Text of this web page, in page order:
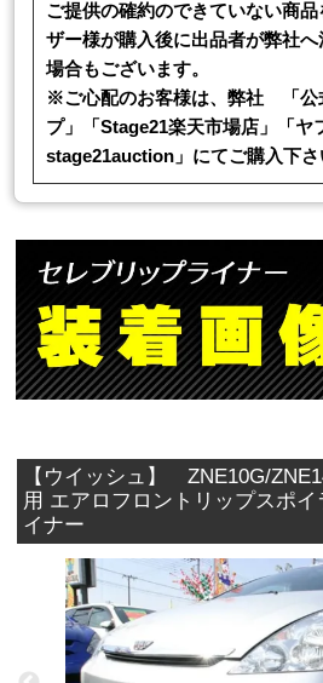
ご提供の確約のできていない商
ザー様が購入後に出品者が弊社
場合もございます。
※ご心配のお客様は、弊社 「公
プ」「Stage21楽天市場店」「ヤ
stage21auction」にてご購入下さ
【ウイッシュ】 ZNE10G/
用 エアロフロントリップスポ
イナー